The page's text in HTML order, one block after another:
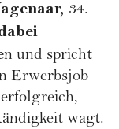
34.
n und spricht
Erwerbsjob
wagt.